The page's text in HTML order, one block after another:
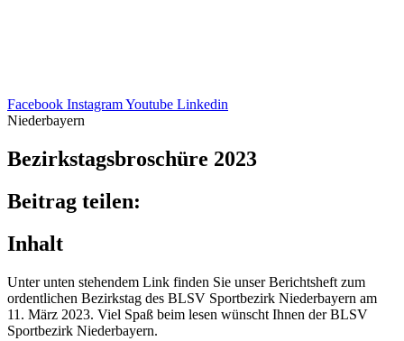
Facebook InstagramYoutube Linkedin
Niederbayern
Bezirks­tags­bro­schüre 2023
Beitrag teilen:
Inhalt
Unter unten stehen­dem Link finden Sie unser Berichts­heft zum
ordent­li­chen Bezirks­tag des BLSV Sport­be­zirk Nieder­bay­ern am
11. März 2023. Viel Spaß beim lesen wünscht Ihnen der BLSV
Sport­be­zirk Niederbayern.